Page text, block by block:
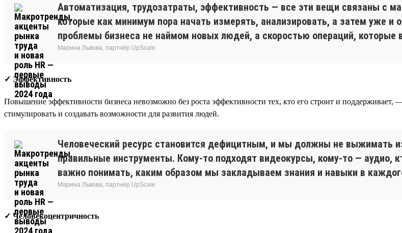
Автоматизация, трудозатраты, эффективность — все эти вещи связаны с
которые как минимум пора начать измерять, анализировать, а затем уже
проблемы бизнеса не наймом новых людей, а скоростью операций,
Марина Львова, партнёр UpScale
✓ Эффективность
Повышение эффективности бизнеса невозможно без роста эффективности тех, кто его строит и поддерживает,
стимулировать и создавать возможности для развития людей.
Человеческий ресурс становится дефицитным, и мы должны не выжимать
правильные инструменты. Кому-то подходят видеокурсы, кому-то — аудио,
важно понимать, каким образом мы закладываем знания и навыки в
Марина Львова, партнёр UpScale
✓ Человекоцентричность